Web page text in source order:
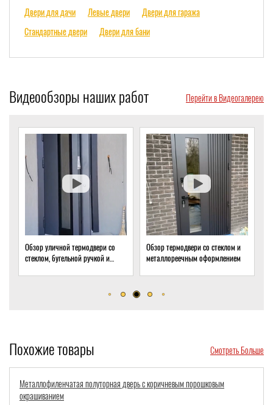
Двери для дачи
Левые двери
Двери для гаража
Стандартные двери
Двери для бани
Видеообзоры наших работ Перейти в Видеогалерею
Обзор уличной термодвери со
стеклом, бугельной ручкой и
Обзор термодвери со стеклом и
металлореечным оформлением
Похожие товары Смотреть Больше
Металлофиленчатая полуторная дверь с коричневым порошковым
окрашиванием